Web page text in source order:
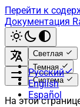
Перейти к
Документация
Светлая
Темная
Система
Русский
English
Español
На этой